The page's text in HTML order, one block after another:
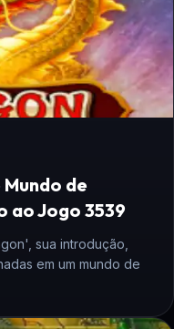
de
ao Jogo 3539
sua introdução,
em um mundo de